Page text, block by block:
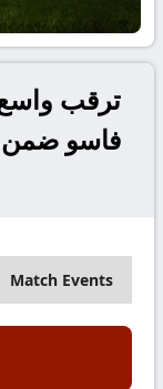
ترقب واسع
فاسو ضمن
Match Events